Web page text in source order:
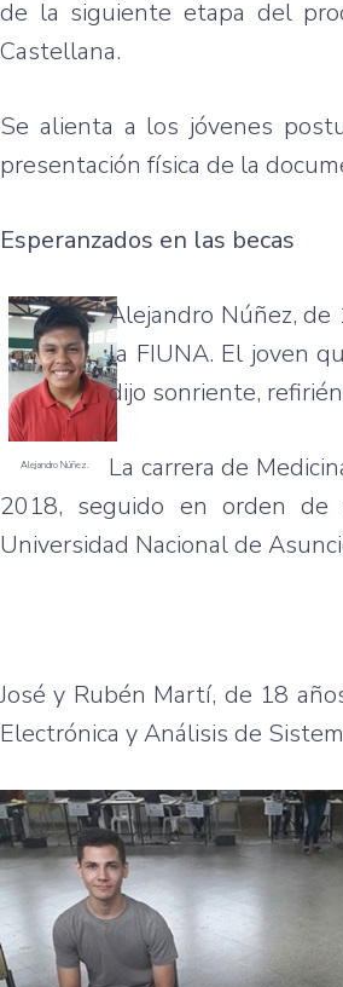
de la siguiente etapa del
Castellana.
Se alienta a los jóvenes
presentación física de la
Esperanzados en las becas
Alejandro Núñez.
Alejandro Núñez, de
la FIUNA. El joven
dijo sonriente,
La carrera de
2018, seguido en orden de
Universidad Nacional de
José y Rubén Martí, de 18
Electrónica y Análisis de